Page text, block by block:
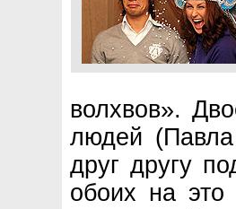
волхвов».
людей
друг другу
обоих на это